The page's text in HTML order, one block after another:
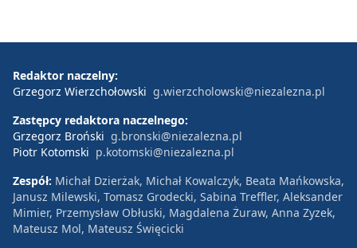
Redaktor naczelny:
Grzegorz Wierzchołowski g.wierzcholowski@niezalezna.pl
Zastępcy redaktora naczelnego:
Grzegorz Broński g.bronski@niezalezna.pl
Piotr Kotomski p.kotomski@niezalezna.pl
Zespół: Michał Dzierżak, Michał Kowalczyk, Beata Mańkowska,
Janusz Milewski, Tomasz Grodecki, Sabina Treffler, Aleksander
Mimier, Przemysław Obłuski, Magdalena Żuraw, Anna Zyzek,
Mateusz Mol, Mateusz Święcicki